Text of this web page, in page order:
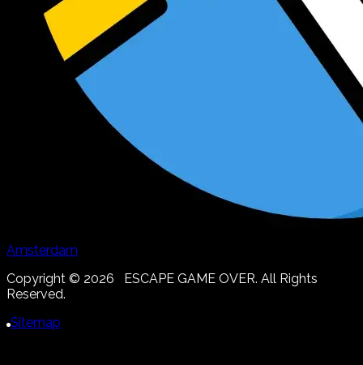
Amsterdam
Copyright © 2026 ESCAPE GAME OVER. All Rights
Reserved.
Sitemap